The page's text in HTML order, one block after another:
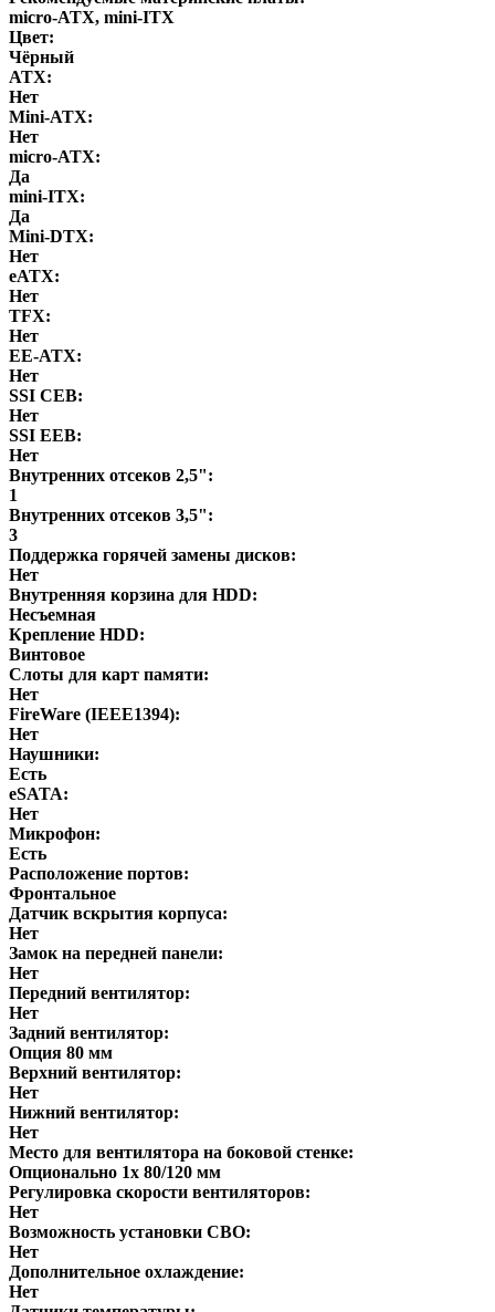
micro-ATX, mini-ITX
Цвет:
Чёрный
ATX:
Нет
Mini-ATX:
Нет
micro-ATX:
Да
mini-ITX:
Да
Mini-DTX:
Нет
eATX:
Нет
ТFХ:
Нет
EE-ATX:
Нет
SSI CEB:
Нет
SSI EEB:
Нет
Внутренних отсеков 2,5":
1
Внутренних отсеков 3,5":
3
Поддержка горячей замены дисков:
Нет
Внутренняя корзина для HDD:
Несъемная
Крепление HDD:
Винтовое
Слоты для карт памяти:
Нет
FireWare (IEEE1394):
Нет
Наушники:
Есть
eSATA:
Нет
Микрофон:
Есть
Расположение портов:
Фронтальное
Датчик вскрытия корпуса:
Нет
Замок на передней панели:
Нет
Передний вентилятор:
Нет
Задний вентилятор:
Опция 80 мм
Верхний вентилятор:
Нет
Нижний вентилятор:
Нет
Место для вентилятора на боковой стенке:
Опционально 1x 80/120 мм
Регулировка скорости вентиляторов:
Нет
Возможность установки СВО:
Нет
Дополнительное охлаждение:
Нет